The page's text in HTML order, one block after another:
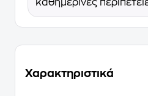
καθημερινές
Χαρακτηριστικά